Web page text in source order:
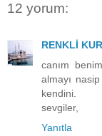
12 yorum:
RENKLİ
canım
almayı
kendini.
sevgiler,
Yanıtla